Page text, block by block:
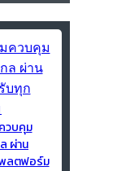
วบคุม
ผ่าน
ลตฟอร์ม